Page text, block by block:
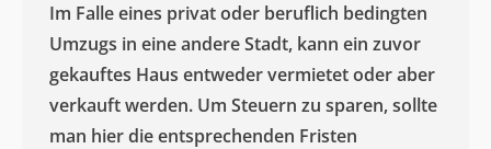
Im Falle eines privat oder beruflich bedingten
Umzugs in eine andere Stadt, kann ein zuvor
gekauftes Haus entweder vermietet oder aber
verkauft werden. Um Steuern zu sparen, sollte
man hier die entsprechenden Fristen